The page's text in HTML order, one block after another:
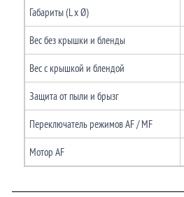
Габариты (L x Ø)
Вес без крышки и бленды
Вес c крышкой и блендой
Защита от пыли и брызг
Переключатель режимов AF / MF
Мотор AF